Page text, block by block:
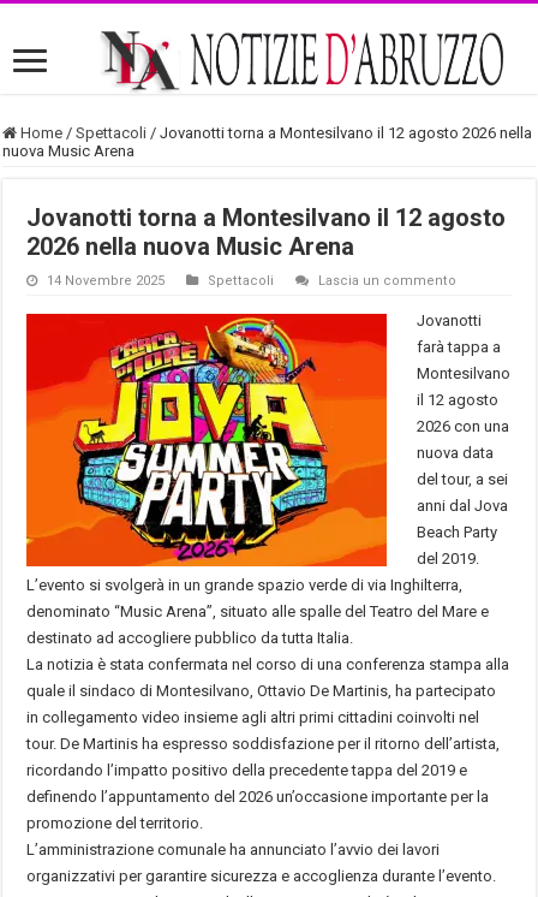
Home / Spettacoli / Jovanotti torna a Montesilvano il 12 agosto 2026 nella
nuova Music Arena
Jovanotti torna a Montesilvano il 12 agosto
2026 nella nuova Music Arena
14 Novembre 2025 Spettacoli Lascia un commento
Jovanotti
farà tappa a
Montesilvano
il 12 agosto
2026 con una
nuova data
del tour, a sei
anni dal Jova
Beach Party
del 2019.
L’evento si svolgerà in un grande spazio verde di via Inghilterra,
denominato “Music Arena”, situato alle spalle del Teatro del Mare e
destinato ad accogliere pubblico da tutta Italia.
La notizia è stata confermata nel corso di una conferenza stampa alla
quale il sindaco di Montesilvano, Ottavio De Martinis, ha partecipato
in collegamento video insieme agli altri primi cittadini coinvolti nel
tour. De Martinis ha espresso soddisfazione per il ritorno dell’artista,
ricordando l’impatto positivo della precedente tappa del 2019 e
definendo l’appuntamento del 2026 un’occasione importante per la
promozione del territorio.
L’amministrazione comunale ha annunciato l’avvio dei lavori
organizzativi per garantire sicurezza e accoglienza durante l’evento.